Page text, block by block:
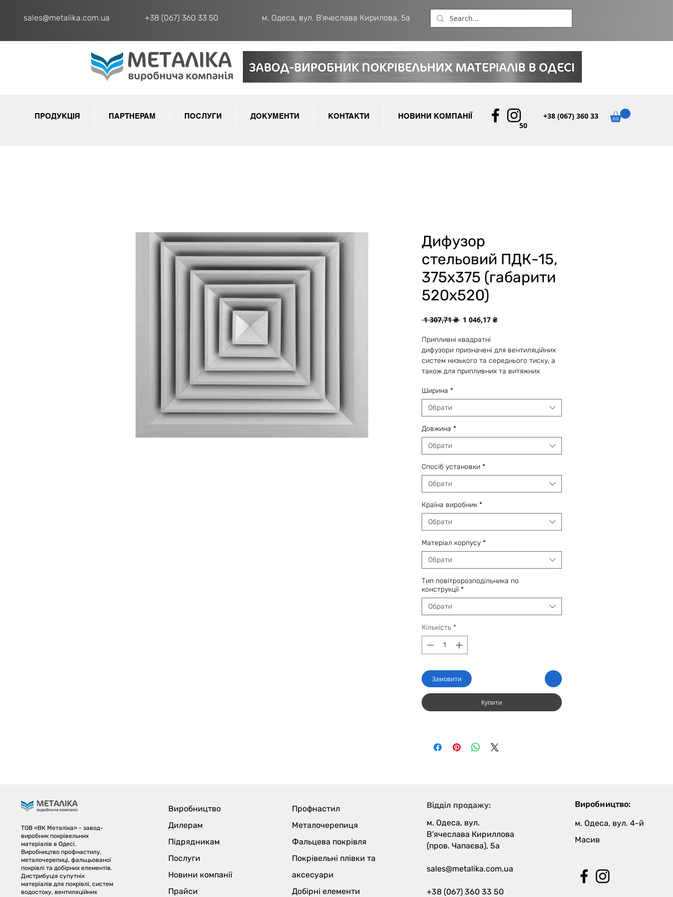
sales@metalika.com.ua +38 (067) 360 33 50 м. Одеса, вул. В'ячеслава Кирилова, 5а
ПРОДУКЦІЯ ПАРТНЕРАМ ПОСЛУГИ ДОКУМЕНТИ КОНТАКТИ НОВИНИ КОМПАНІЇ
+38 (067) 360 33
50
Дифузор
стельовий ПДК-15,
375х375 (габарити
520х520)
1 307,71 ₴ Звичайна
1 046,17 ₴За
Припливні квадратні
дифузори призначені для вентиляційних
систем низького та середнього тиску, а
також для припливних та витяжних
можуть працювати з постійним або
змінним потоком повітря в середовищі з
відносною вологістю 70%.
Рекомендуються для горизонтальної
вентиляції припливу в приміщеннях
приблизно до 4 м.
Ширина *
Обрати
Довжина *
Обрати
Спосіб установки *
Обрати
Країна виробник *
Обрати
Матеріал корпусу *
Обрати
Тип повітророзподільника по
конструкції *
Обрати
Кількість *
Замовити
Купити
ТОВ «ВК Металіка» - завод-
виробник покрівельних
матеріалів в Одесі.
Виробництво профнастилу,
металочерепиці, фальцьованої
покрівлі та добірних елементів.
Дистрибуція супутніх
матеріалів для покрівлі, систем
водостоку, вентиляційних
Виробництво
Дилерам
Підрядникам
Послуги
Новини компанії
Прайси
Профнастил
Металочерепиця
Фальцева покрівля
Покрівельні плівки та
аксесуари
Добірні елементи
Відділ продажу:
м. Одеса, вул.
В'ячеслава Кириллова
(пров. Чапаєва), 5а
sales@metalika.com.ua
+38 (067) 360 33 50
Виробництво:
м. Одеса, вул. 4-й
Масив